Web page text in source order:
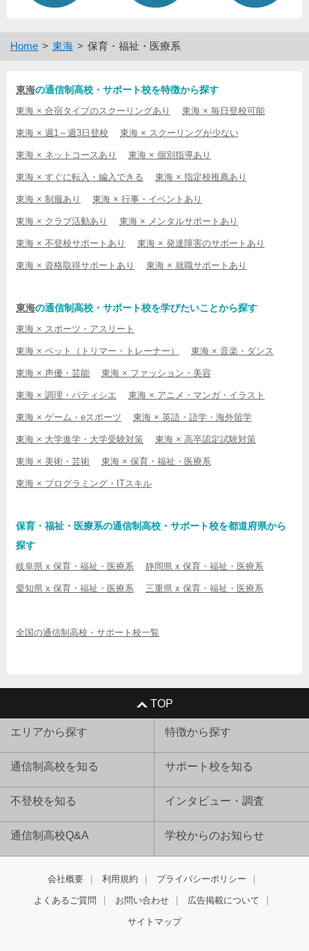
Home 東海 保育・福祉・医療系
東海の通信制高校・サポート校を特徴から探す
東海 × 合宿タイプのスクーリングあり 東海 × 毎日登校可能
東海 × 週1～週3日登校 東海 × スクーリングが少ない
東海 × ネットコースあり 東海 × 個別指導あり
東海 × すぐに転入・編入できる 東海 × 指定校推薦あり
東海 × 制服あり 東海 × 行事・イベントあり
東海 × クラブ活動あり 東海 × メンタルサポートあり
東海 × 不登校サポートあり 東海 × 発達障害のサポートあり
東海 × 資格取得サポートあり 東海 × 就職サポートあり
東海の通信制高校・サポート校を学びたいことから探す
東海 × スポーツ・アスリート
東海 × ペット（トリマー・トレーナー） 東海 × 音楽・ダンス
東海 × 声優・芸能 東海 × ファッション・美容
東海 × 調理・パティシエ 東海 × アニメ・マンガ・イラスト
東海 × ゲーム・eスポーツ 東海 × 英語・語学・海外留学
東海 × 大学進学・大学受験対策 東海 × 高卒認定試験対策
東海 × 美術・芸術 東海 × 保育・福祉・医療系
東海 × プログラミング・ITスキル
保育・福祉・医療系の通信制高校・サポート校を都道府県から
探す
岐阜県 x 保育・福祉・医療系 静岡県 x 保育・福祉・医療系
愛知県 x 保育・福祉・医療系 三重県 x 保育・福祉・医療系
全国の通信制高校・サポート校一覧
TOP
エリアから探す 特徴から探す
通信制高校を知る サポート校を知る
不登校を知る インタビュー・調査
通信制高校Q&A 学校からのお知らせ
会社概要 利用規約 プライバシーポリシー
よくあるご質問 お問い合わせ 広告掲載について
サイトマップ